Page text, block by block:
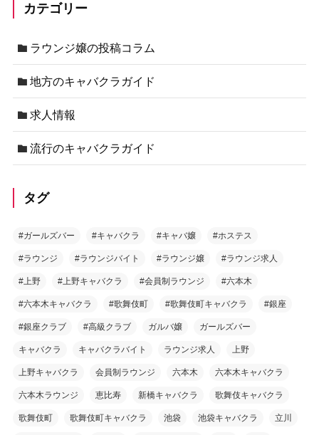
カテゴリー
ラウンジ嬢の投稿コラム
地方のキャバクラガイド
求人情報
流行のキャバクラガイド
タグ
#ガールズバー #キャバクラ #キャバ嬢 #ホステス
#ラウンジ #ラウンジバイト #ラウンジ嬢 #ラウンジ求人
#上野 #上野キャバクラ #会員制ラウンジ #六本木
#六本木キャバクラ #歌舞伎町 #歌舞伎町キャバクラ #銀座
#銀座クラブ #高級クラブ ガルバ嬢 ガールズバー
キャバクラ キャバクラバイト ラウンジ求人 上野
上野キャバクラ 会員制ラウンジ 六本木 六本木キャバクラ
六本木ラウンジ 恵比寿 新橋キャバクラ 歌舞伎キャバクラ
歌舞伎町 歌舞伎町キャバクラ 池袋 池袋キャバクラ 立川